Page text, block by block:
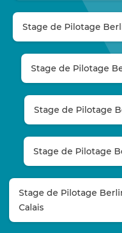
Stage de Pilotage
Stage de Pilotage
Stage de Pilotage
Stage de Pilotage
Stage de Pilotage
Calais